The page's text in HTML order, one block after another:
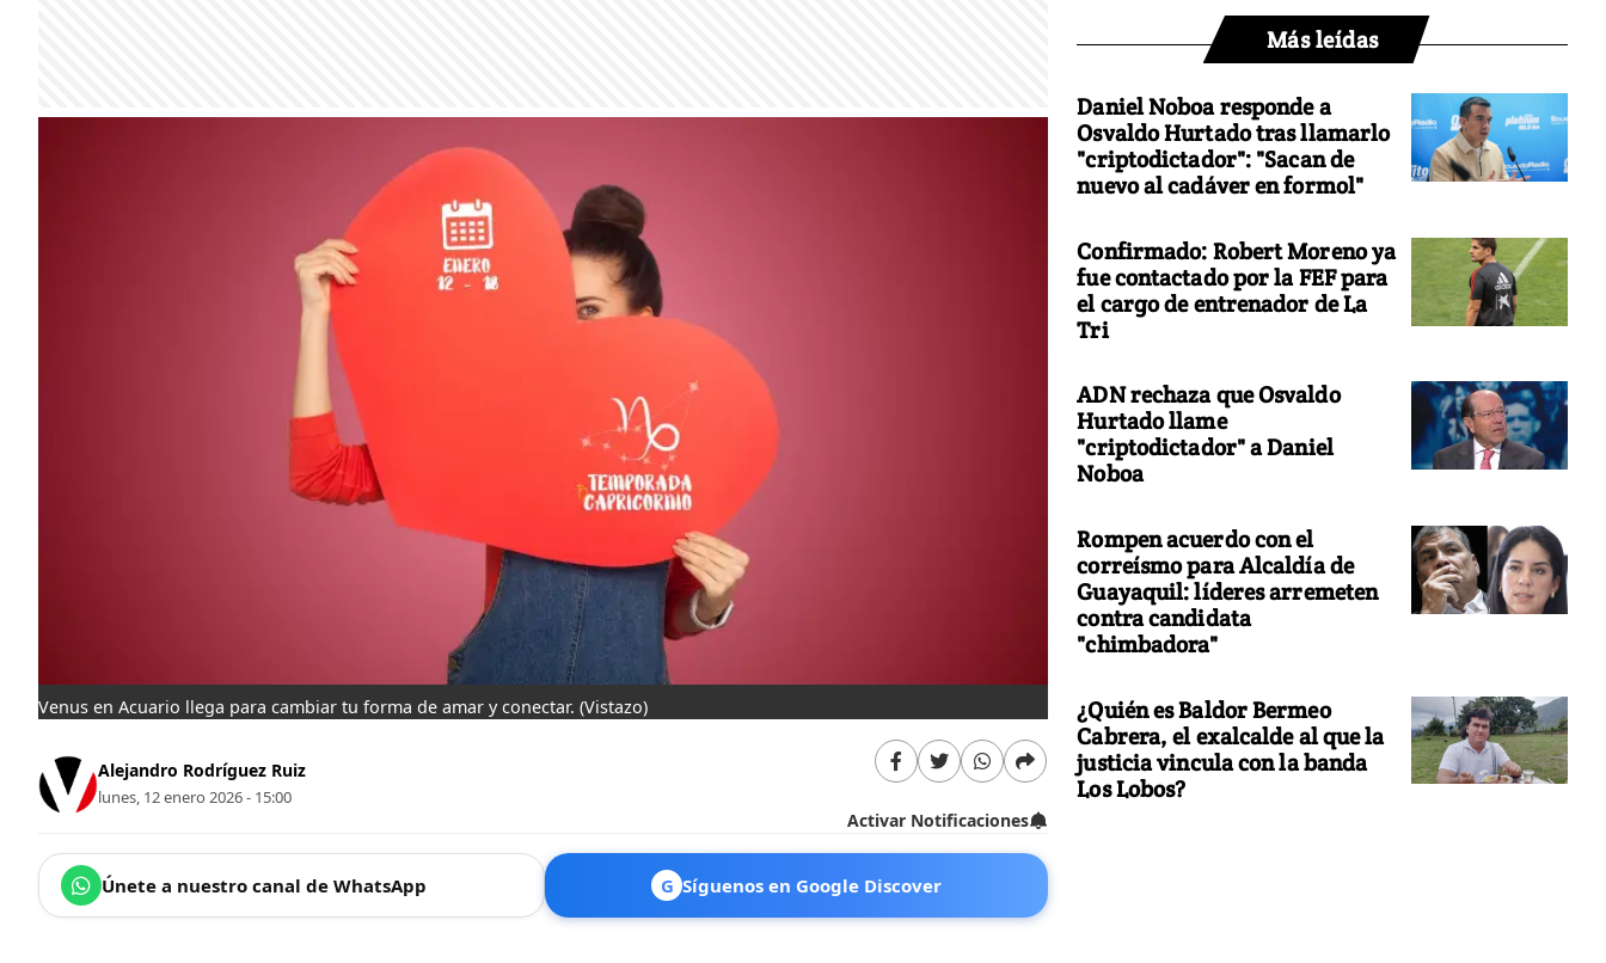
Venus en Acuario llega para cambiar tu forma de amar y conectar. (Vistazo)
Alejandro Rodríguez Ruiz
lunes, 12 enero 2026 - 15:00
Activar Notificaciones
Únete a nuestro canal de WhatsApp G Síguenos en Google Discover
Más leídas
Daniel Noboa responde a
Osvaldo Hurtado tras llamarlo
"criptodictador": "Sacan de
nuevo al cadáver en formol"
Confirmado: Robert Moreno ya
fue contactado por la FEF para
el cargo de entrenador de La
Tri
ADN rechaza que Osvaldo
Hurtado llame
"criptodictador" a Daniel
Noboa
Rompen acuerdo con el
correísmo para Alcaldía de
Guayaquil: líderes arremeten
contra candidata
"chimbadora"
¿Quién es Baldor Bermeo
Cabrera, el exalcalde al que la
justicia vincula con la banda
Los Lobos?